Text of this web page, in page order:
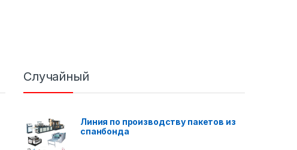
Случайный
Линия по производству пакетов из
спанбонда